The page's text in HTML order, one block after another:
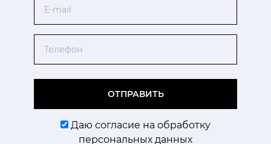
ОТПРАВИТЬ
Даю согласие на обработку
персональных данных